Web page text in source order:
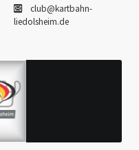
club@kartbahn-
liedolsheim.de